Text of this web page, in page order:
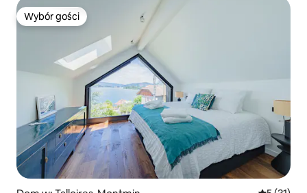
Wybór gości
Wybór gości